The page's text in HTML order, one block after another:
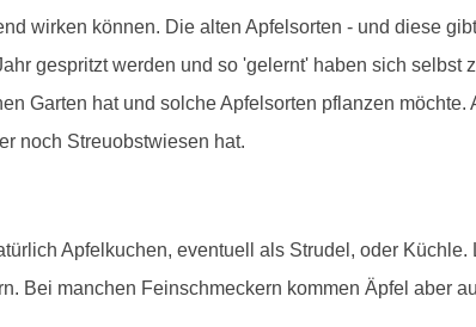
wirken können. Die alten Apfelsorten - und diese
gespritzt werden und so 'gelernt' haben sich selbst
Garten hat und solche Apfelsorten pflanzen möchte.
noch Streuobstwiesen hat.
Apfelkuchen, eventuell als Strudel, oder Küchle.
Bei manchen Feinschmeckern kommen Äpfel aber